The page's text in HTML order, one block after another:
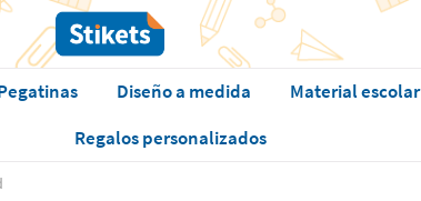
Diseño a medida Material escolar
Regalos personalizados